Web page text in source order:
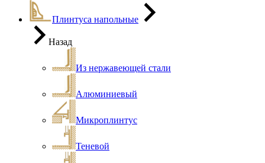
Плинтуса напольные
Назад
Из нержавеющей стали
Алюминиевый
Микроплинтус
Теневой